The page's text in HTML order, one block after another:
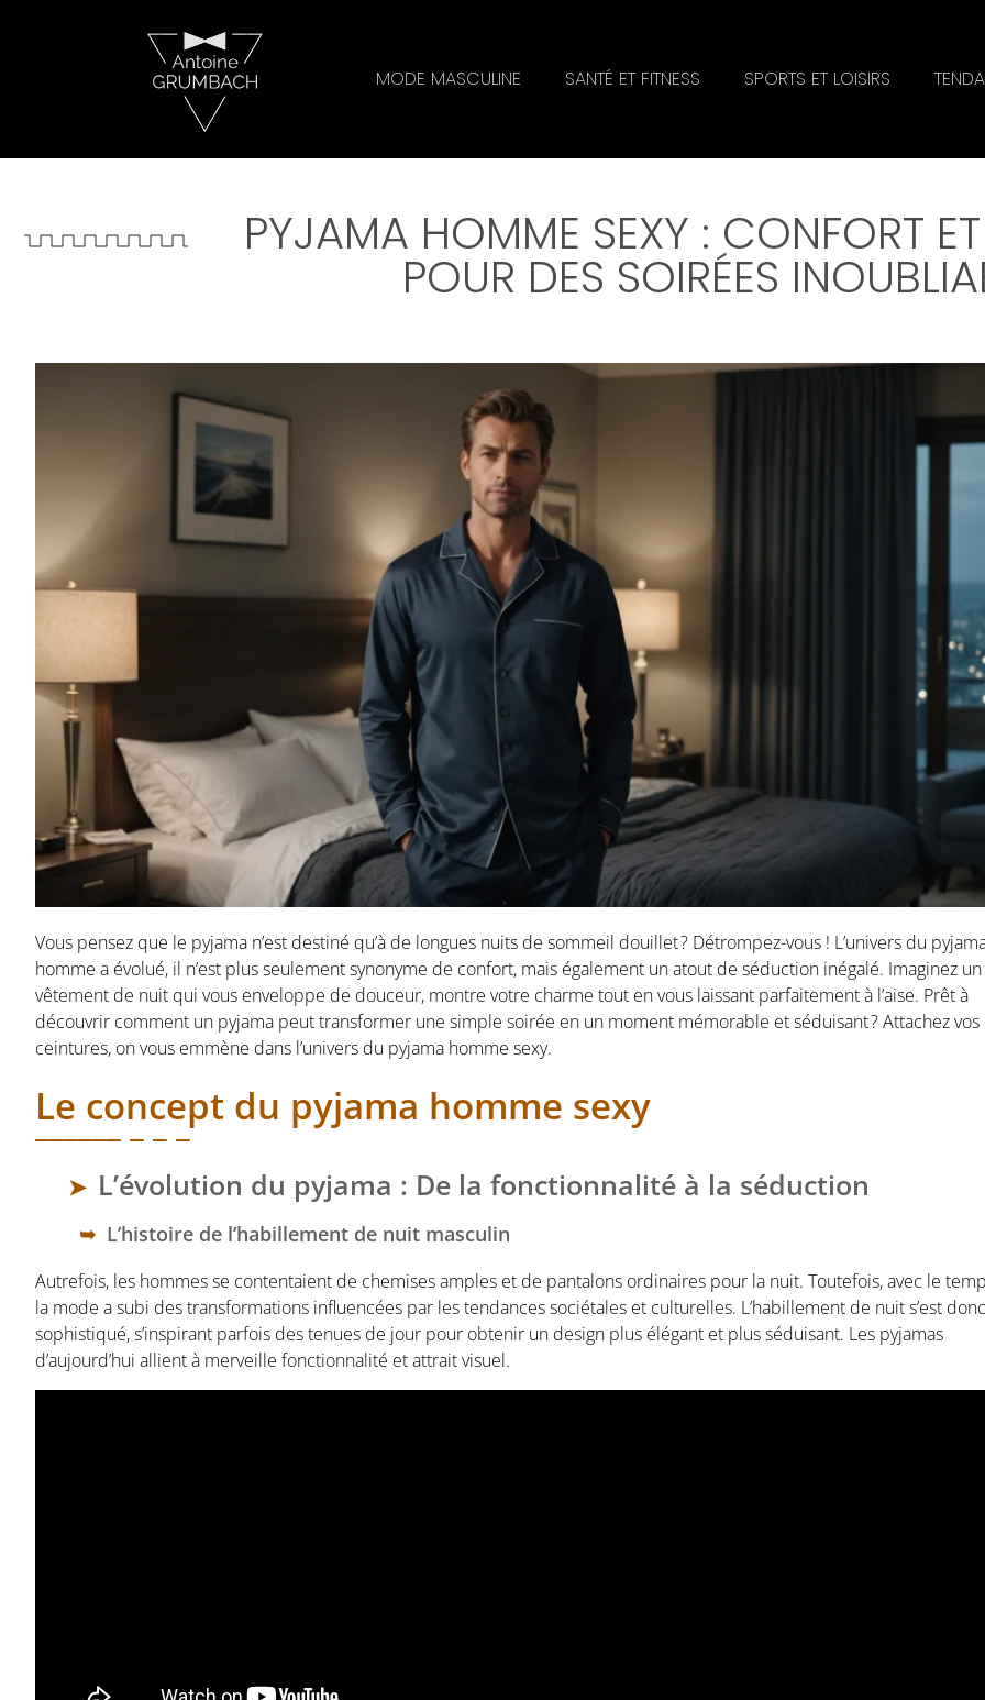
MODE MASCULINE SANTÉ ET FITNESS SPORTS ET LOISIRS
PYJAMA HOMME SEXY : CONFORT
POUR DES SOIRÉES
Vous pensez que le pyjama n’est destiné qu’à de longues nuits de sommeil douillet ? Détrompez-vous ! L’univers du
homme a évolué, il n’est plus seulement synonyme de confort, mais également un atout de séduction inégalé. Imaginez un
vêtement de nuit qui vous enveloppe de douceur, montre votre charme tout en vous laissant parfaitement à l’aise. Prêt à
découvrir comment un pyjama peut transformer une simple soirée en un moment mémorable et séduisant ? Attachez vos
ceintures, on vous emmène dans l’univers du pyjama homme sexy.
Le concept du pyjama homme sexy
L’évolution du pyjama : De la fonctionnalité à la séduction
L’histoire de l’habillement de nuit masculin
Autrefois, les hommes se contentaient de chemises amples et de pantalons ordinaires pour la nuit. Toutefois, avec le
la mode a subi des transformations influencées par les tendances sociétales et culturelles. L’habillement de nuit s’est donc
sophistiqué, s’inspirant parfois des tenues de jour pour obtenir un design plus élégant et plus séduisant. Les pyjamas
d’aujourd’hui allient à merveille fonctionnalité et attrait visuel.